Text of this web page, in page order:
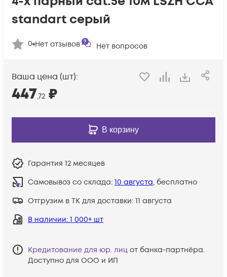
standart серый
0 Нет отзывов Нет вопросов
Ваша цена (шт):
447,72 ₽
В корзину
Гарантия 12 месяцев
Самовывоз со склада: 10 августа, бесплатно
Отгрузим в ТК для доставки: 11 августа
В наличии: 1 000+ шт
Кредитование для юр. лиц от банка-партнёра.
Доступно для ООО и ИП